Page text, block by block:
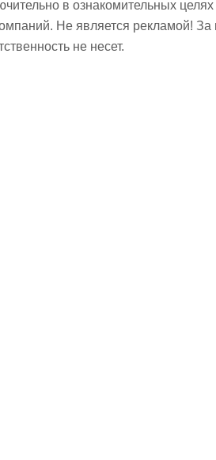
в ознакомительных
Не является рекламой!
не несет.